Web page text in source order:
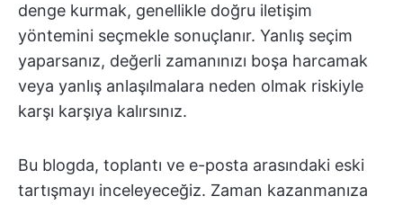
denge kurmak, genellikle doğru iletişim
yöntemini seçmekle sonuçlanır. Yanlış seçim
yaparsanız, değerli zamanınızı boşa harcamak
veya yanlış anlaşılmalara neden olmak riskiyle
karşı karşıya kalırsınız.
Bu blogda, toplantı ve e-posta arasındaki eski
tartışmayı inceleyeceğiz. Zaman kazanmanıza